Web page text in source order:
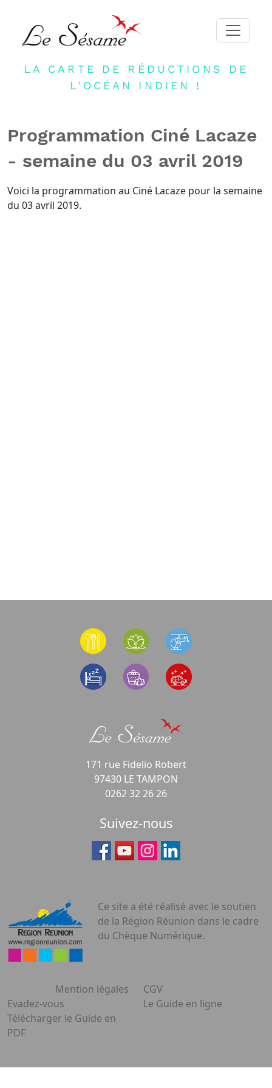
ACCUEIL
BLOG
NEWSLETTER
DEVENIR PARTENAIRE
LA CARTE DE RÉDUCTIONS DE
L'OCÉAN INDIEN !
Programmation Ciné Lacaze
- semaine du 03 avril 2019
Voici la programmation au Ciné Lacaze pour la semaine
du 03 avril 2019.
171 rue Fidelio Robert
97430 LE TAMPON
0262 32 26 26
Suivez-nous
Ce site a été réalisé avec le soutien
de la Région Réunion dans le cadre
du Chèque Numérique.
Mention légales
CGV
Evadez-vous
Le Guide en ligne
Télécharger le Guide en
PDF